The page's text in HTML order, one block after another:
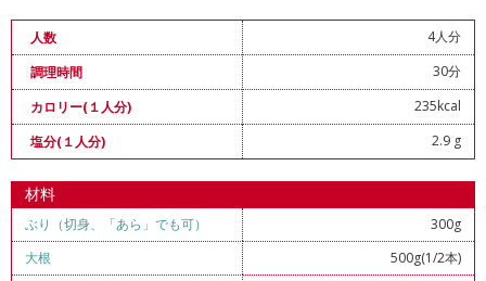
人数
4人分
調理時間
30分
カロリー(１人分)
235kcal
塩分(１人分)
2.9 g
材料
ぶり（切身、「あら」でも可）
300g
大根
500g(1/2本)